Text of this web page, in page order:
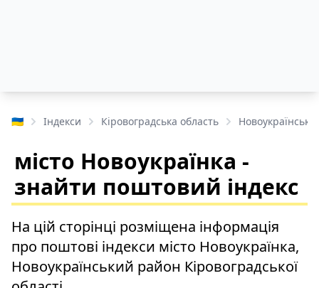
🇺🇦 Індекси Кіровоградська область
місто Новоукраїнка -
знайти поштовий індекс
На цій сторінці розміщена інформація
про поштові індекси місто Новоукраїнка,
Новоукраїнський район Кіровоградської